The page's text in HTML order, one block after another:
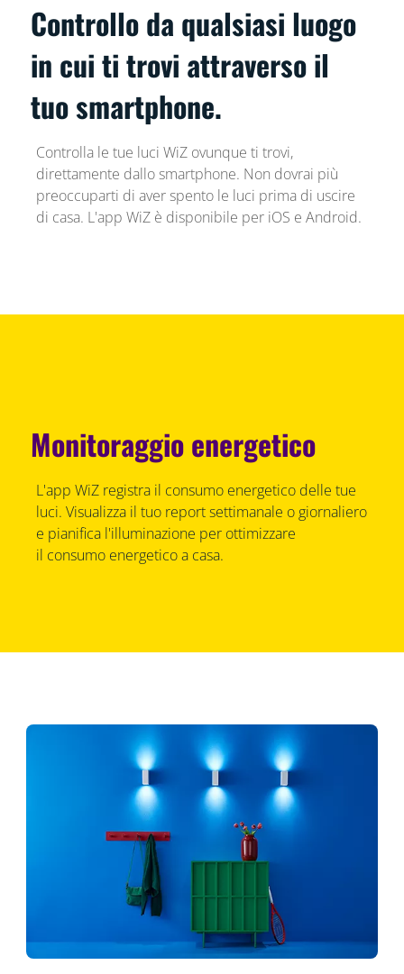
Controllo da qualsiasi luogo
in cui ti trovi attraverso il
tuo smartphone.
Controlla le tue luci WiZ ovunque ti trovi,
direttamente dallo smartphone. Non dovrai più
preoccuparti di aver spento le luci prima di uscire
di casa. L'app WiZ è disponibile per iOS e Android.
Monitoraggio energetico
L'app WiZ registra il consumo energetico delle tue
luci. Visualizza il tuo report settimanale o giornaliero
e pianifica l'illuminazione per ottimizzare
il consumo energetico a casa.